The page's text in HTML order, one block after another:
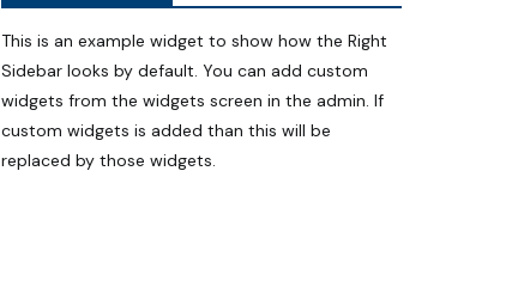
This is an example widget to show how the Right
Sidebar looks by default. You can add custom
widgets from the widgets screen in the admin. If
custom widgets is added than this will be
replaced by those widgets.